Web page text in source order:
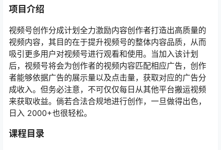
项目介绍
视频号创作分成计划全力激励内容创作者打造出高质量的
视频内容，其目的在于提升视频号的整体内容品质，从而
吸引更多用户对视频号进行观看和使用。当加入该计划
后，视频号将会为创作者的视频内容匹配相应广告，创作
者能够依据广告的展示量以及点击量，获取对应的广告分
成收入。但务必注意，不可仅仅每日从其他平台搬运视频
来获取收益。倘若合法合规地进行创作，一旦做得出色，
日入 2000+也很轻松。
课程目录